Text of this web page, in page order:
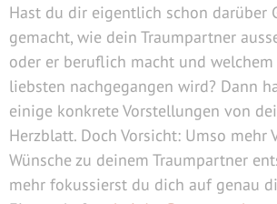
Hast du dir eigentlich schon darüber
gemacht, wie dein Traumpartner
oder er beruflich macht und welchem
liebsten nachgegangen wird? Dann
einige konkrete Vorstellungen von
Herzblatt. Doch Vorsicht: Umso mehr
Wünsche zu deinem Traumpartner
mehr fokussierst du dich auf genau